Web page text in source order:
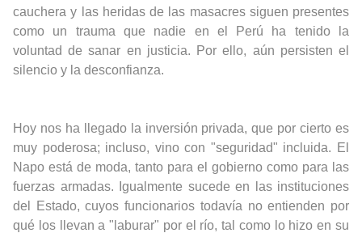
cauchera y las heridas de las masacres siguen presentes
como un trauma que nadie en el Perú ha tenido la
voluntad de sanar en justicia. Por ello, aún persisten el
silencio y la desconfianza.
Hoy nos ha llegado la inversión privada, que por cierto es
muy poderosa; incluso, vino con "seguridad" incluida. El
Napo está de moda, tanto para el gobierno como para las
fuerzas armadas. Igualmente sucede en las instituciones
del Estado, cuyos funcionarios todavía no entienden por
qué los llevan a "laburar" por el río, tal como lo hizo en su